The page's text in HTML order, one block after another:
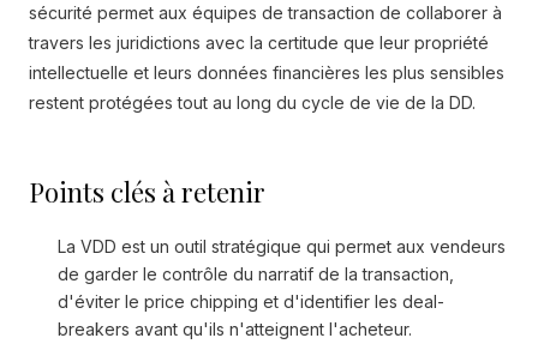
sécurité permet aux équipes de transaction de collaborer à
travers les juridictions avec la certitude que leur propriété
intellectuelle et leurs données financières les plus sensibles
restent protégées tout au long du cycle de vie de la DD.
Points clés à retenir
La VDD est un outil stratégique qui permet aux vendeurs
de garder le contrôle du narratif de la transaction,
d'éviter le price chipping et d'identifier les deal-
breakers avant qu'ils n'atteignent l'acheteur.